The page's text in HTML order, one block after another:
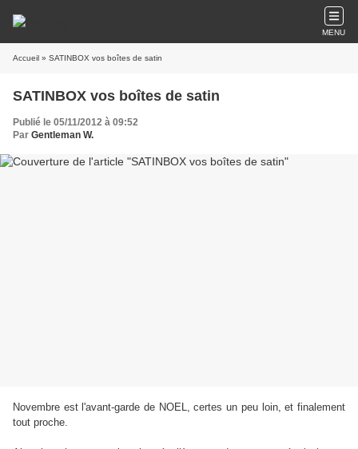
MENU
Accueil » SATINBOX vos boîtes de satin
SATINBOX vos boîtes de satin
Publié le 05/11/2012 à 09:52
Par Gentleman W.
Novembre est l'avant-garde de NOEL, certes un peu loin, et finalement
tout proche.